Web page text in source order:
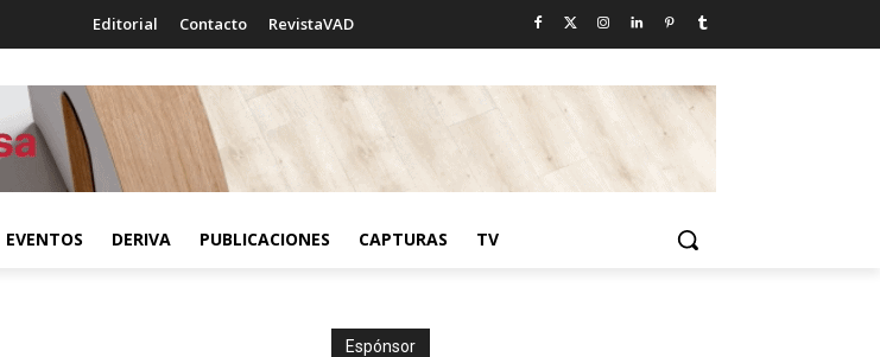
Editorial Contacto RevistaVAD
EVENTOS DERIVA PUBLICACIONES CAPTURAS TV
Espónsor